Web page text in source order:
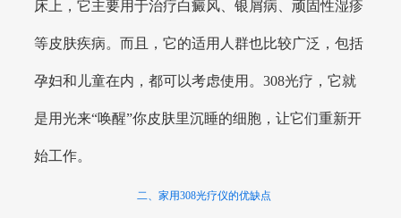
床上，它主要用于治疗白癜风、银屑病、顽固性湿疹
等皮肤疾病。而且，它的适用人群也比较广泛，包括
孕妇和儿童在内，都可以考虑使用。308光疗，它就
是用光来“唤醒”你皮肤里沉睡的细胞，让它们重新开
始工作。
二、家用308光疗仪的优缺点